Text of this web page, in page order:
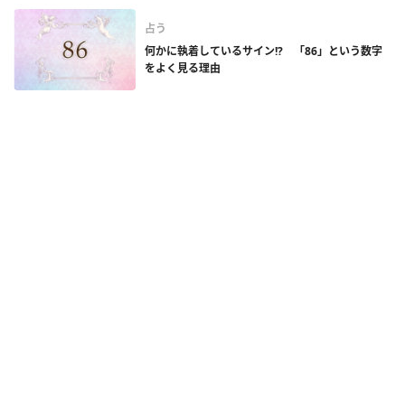
占う
何かに執着しているサイン!? 「86」という数字
をよく見る理由